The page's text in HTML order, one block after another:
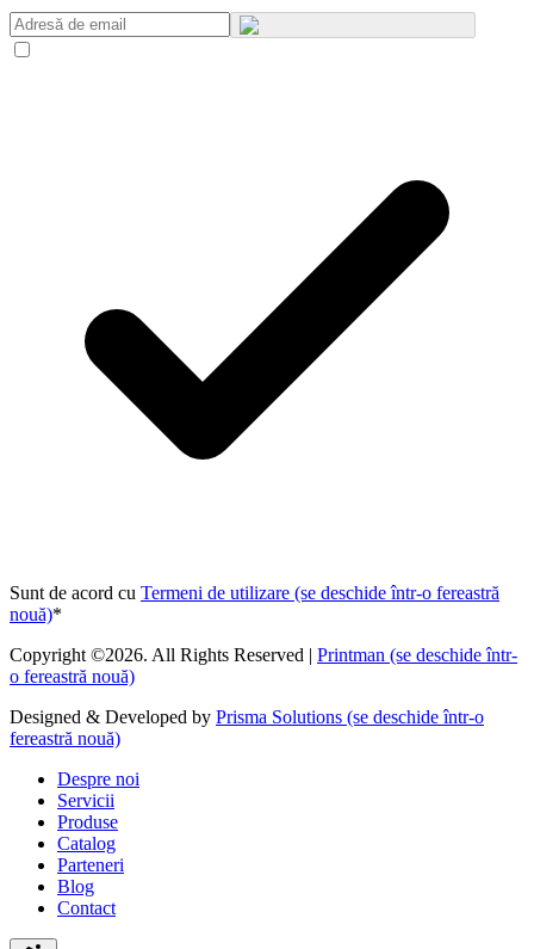
Sunt de acord cu Termeni de utilizare (se deschide într-o fereastră
nouă)*
Copyright ©2026. All Rights Reserved | Printman (se deschide într-
o fereastră nouă)
Designed & Developed by Prisma Solutions (se deschide într-o
fereastră nouă)
Despre noi
Servicii
Produse
Catalog
Parteneri
Blog
Contact